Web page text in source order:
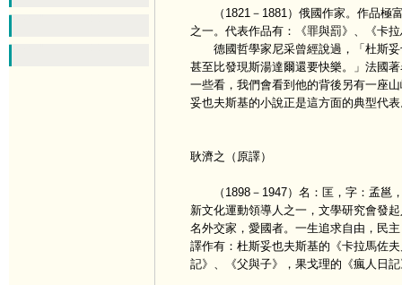
（1821－1881）俄國作家。作品極富
之一。代表作品有：《罪與罰》、《卡
德國哲學家尼采曾經說過，「杜斯妥
甚至比發現斯湯達爾還要快樂。」法國
一些看，我們會看到他的背後另有一座
妥也夫斯基的小說正是這方面的典型代
耿濟之（原譯）
（1898－1947）名：匡，字：孟邕，
新文化運動領導人之一，文學研究會發
名外交家，愛國者。一生追求自由，民
譯作有：杜斯妥也夫斯基的《卡拉馬佐
記》、《父與子》，果戈理的《瘋人日